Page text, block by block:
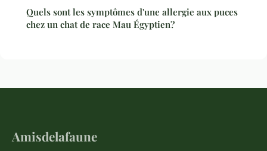
Quels sont les symptômes d'une allergie aux puces
chez un chat de race Mau Égyptien?
Amisdelafaune